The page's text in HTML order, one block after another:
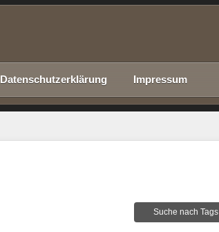
Datenschutzerklärung Impressum
Suche nach Tags